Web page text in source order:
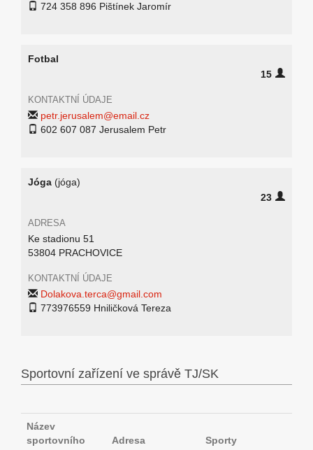
724 358 896 Pištínek Jaromír
Fotbal
15
KONTAKTNÍ ÚDAJE
petr.jerusalem@email.cz
602 607 087 Jerusalem Petr
Jóga (jóga)
23
ADRESA
Ke stadionu 51
53804 PRACHOVICE
KONTAKTNÍ ÚDAJE
Dolakova.terca@gmail.com
773976559 Hniličková Tereza
Sportovní zařízení ve správě TJ/SK
Název
sportovního
Adresa Sporty